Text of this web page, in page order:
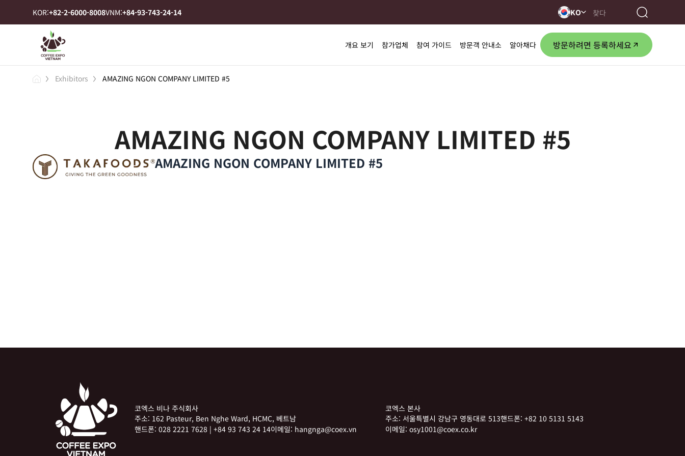
KOR:+82-2-6000-8008VNM:+84-93-743-24-14 KO
개요 보기 참가업체 참여 가이드 방문객 안내소 알아채다 방문하려면 등록하세요
Exhibitors AMAZING NGON COMPANY LIMITED #5
AMAZING NGON COMPANY LIMITED #5
AMAZING NGON COMPANY LIMITED #5
코엑스 비나 주식회사
주소: 162 Pasteur, Ben Nghe Ward, HCMC, 베트남
핸드폰: 028 2221 7628 | +84 93 743 24 14이메일: hangnga@coex.vn
코엑스 본사
주소: 서울특별시 강남구 영동대로 513핸드폰: +82 10 5131 5143
이메일: osy1001@coex.co.kr